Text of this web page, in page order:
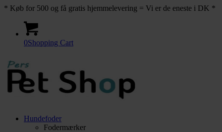
* Køb for 500 og få gratis hjemmelevering = Vi er de eneste i DK *
0Shopping Cart
Hundefoder
Fodermærker